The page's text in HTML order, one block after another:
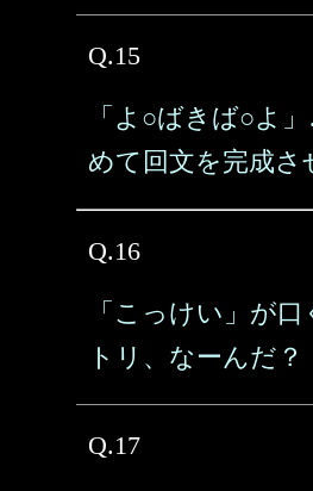
Q.15
「よ○ばきば○よ
めて回文を完成さ
Q.16
「こっけい」が
トリ、なーんだ？
Q.17